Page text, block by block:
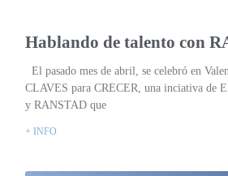
Hablando de talento con
El pasado mes de abril, se celebró en
CLAVES para CRECER, una inciativa de
y RANSTAD que
+ INFO